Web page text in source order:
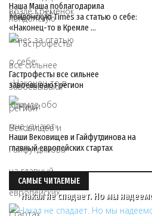
Наша Маша поблагодарила
лондонскую Times за статью о себе:
«Наконец-то в Кремле …
Гастрофесты все сильнее
завоевывают регион
Наши Вековищев и Гайфутдинова на
главный европейских стартах
САМЫЕ ЧИТАЕМЫЕ
Накал не спадает. Но мы